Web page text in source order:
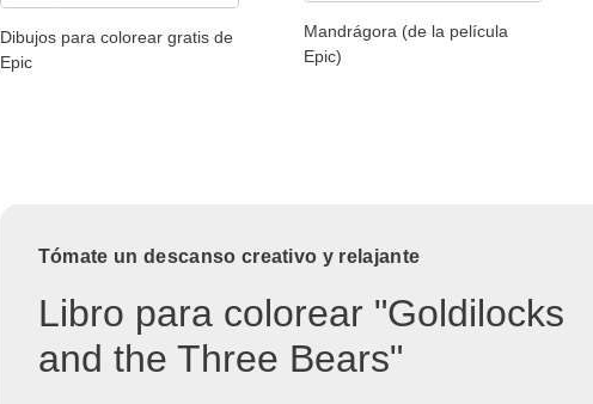
Dibujos para colorear gratis de
Epic
Mandrágora (de la película
Epic)
Tómate un descanso creativo y relajante
Libro para colorear "Goldilocks
and the Three Bears"